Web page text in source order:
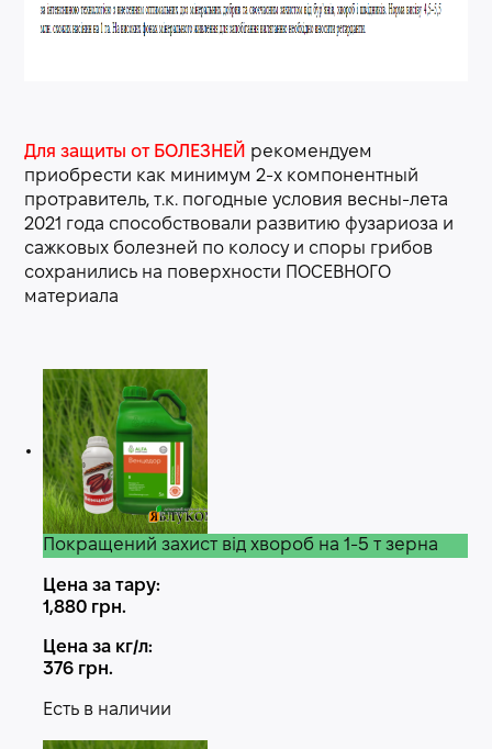
Для защиты от БОЛЕЗНЕЙ рекомендуем
приобрести как минимум 2-х компонентный
протравитель, т.к. погодные условия весны-лета
2021 года способствовали развитию фузариоза и
сажковых болезней по колосу и споры грибов
сохранились на поверхности ПОСЕВНОГО
материала
Покращений захист від хвороб на 1-5 т зерна
Цена за тару:
1,880 грн.
Цена за кг/л:
376 грн.
Есть в наличии